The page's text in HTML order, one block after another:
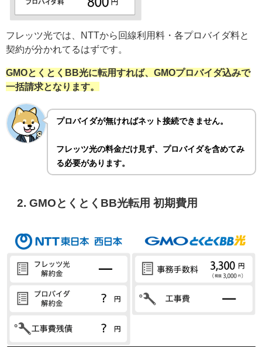
フレッツ光では、NTTから回線利用料・各プロバイダ料と
契約が分かれてるはずです。
GMOとくとくBB光に転用すれば、GMOプロバイダ込みで
一括請求となります。
プロバイダが無ければネット接続できません。
フレッツ光の料金だけ見ず、プロバイダを含めてみ
る必要があります。
2. GMOとくとくBB光転用 初期費用